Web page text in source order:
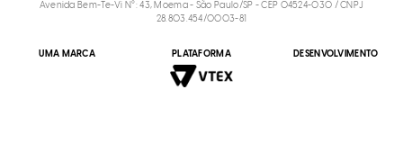
Avenida Bem-Te-Vi N°: 43, Moema - São Paulo/SP - CEP 04524-030 / CNPJ
28.803.454/0003-81
UMA MARCA PLATAFORMA DESENVOLVIMENTO